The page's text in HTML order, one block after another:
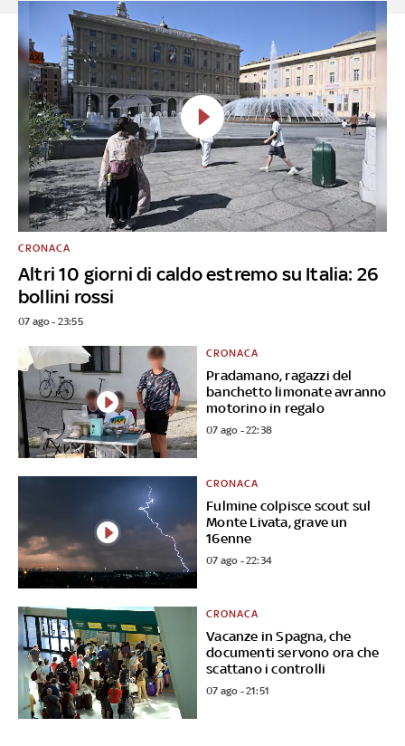
Altri 10 giorni di caldo estremo su Italia: 26
bollini rossi
CRONACA
07 ago - 23:55
Pradamano, ragazzi del
banchetto limonate avranno
motorino in regalo
CRONACA
07 ago - 22:38
Fulmine colpisce scout sul
Monte Livata, grave un
16enne
CRONACA
07 ago - 22:34
Vacanze in Spagna, che
documenti servono ora che
scattano i controlli
CRONACA
07 ago - 21:51